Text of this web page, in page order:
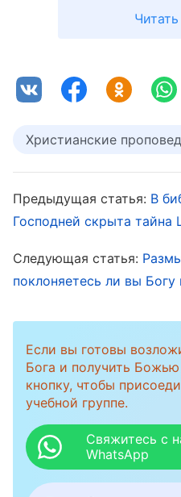
предъявляют
подобным образом,
Бога и даже
Ему. У них полностью
хотим, чтобы Бог
мытарь, поддерживать
существа, относиться
Его воле. Мы не
навязывать свои
чтобы Он действовал
согласно Его
Бог будет слышать
Христианские
Предыдущая статья: В
Господней скрыта тайна
Следующая статья:
поклоняетесь ли вы Богу
Если вы готовы
Бога и получить
кнопку, чтобы
учебной группе.
Свяжитесь с
WhatsApp